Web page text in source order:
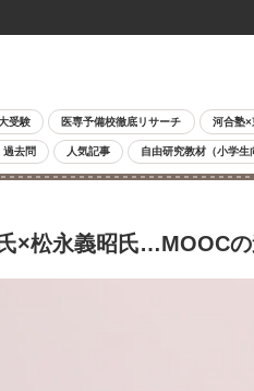
受験 医専予備校徹底リサーチ 河合塾×
過去問 人気記事 自由研究教材（小学生
×松永義昭氏…MOOC